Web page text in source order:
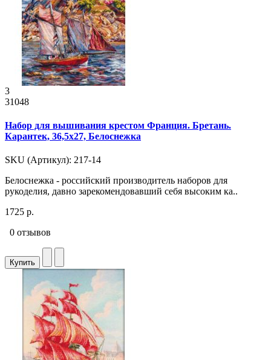
3
31048
Набор для вышивания крестом Франция. Бретань.
Карантек, 36,5x27, Белоснежка
SKU (Артикул): 217-14
Белоснежка - российский производитель наборов для
рукоделия, давно зарекомендовавший себя высоким ка..
1725 р.
0 отзывов
Купить